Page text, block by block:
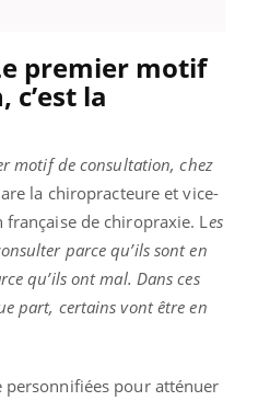
premier motif
la
motif de consultation, chez
la chiropracteure et vice-
de chiropraxie. L es
parce qu’ils sont en
qu’ils ont mal. Dans ces
part, certains vont être en
personnifiées pour atténuer